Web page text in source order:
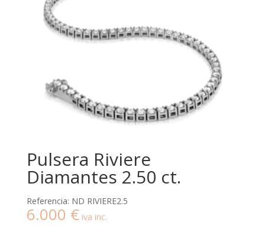
Pulsera Riviere
Diamantes 2.50 ct.
Referencia: ND RIVIERE2.5
6.000 € iva inc.